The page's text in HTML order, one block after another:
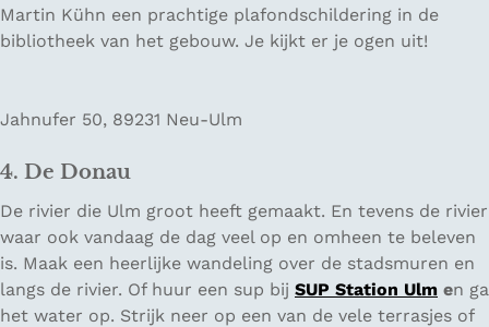
Martin Kühn een prachtige plafondschildering in de
bibliotheek van het gebouw. Je kijkt er je ogen uit!
Jahnufer 50, 89231 Neu-Ulm
4. De Donau
De rivier die Ulm groot heeft gemaakt. En tevens de rivier
waar ook vandaag de dag veel op en omheen te beleven
is. Maak een heerlijke wandeling over de stadsmuren en
langs de rivier. Of huur een sup bij SUP Station Ulm en ga
het water op. Strijk neer op een van de vele terrasjes of